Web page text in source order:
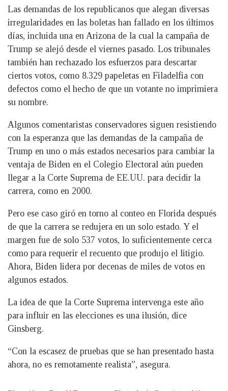
Las demandas de los republicanos que alegan diversas
irregularidades en las boletas han fallado en los últimos
días, incluida una en Arizona de la cual la campaña de
Trump se alejó desde el viernes pasado. Los tribunales
también han rechazado los esfuerzos para descartar
ciertos votos, como 8.329 papeletas en Filadelfia con
defectos como el hecho de que un votante no imprimiera
su nombre.
Algunos comentaristas conservadores siguen resistiendo
con la esperanza que las demandas de la campaña de
Trump en uno o más estados necesarios para cambiar la
ventaja de Biden en el Colegio Electoral aún pueden
llegar a la Corte Suprema de EE.UU. para decidir la
carrera, como en 2000.
Pero ese caso giró en torno al conteo en Florida después
de que la carrera se redujera en un solo estado. Y el
margen fue de solo 537 votos, lo suficientemente cerca
como para requerir el recuento que produjo el litigio.
Ahora, Biden lidera por decenas de miles de votos en
algunos estados.
La idea de que la Corte Suprema intervenga este año
para influir en las elecciones es una ilusión, dice
Ginsberg.
“Con la escasez de pruebas que se han presentado hasta
ahora, no es remotamente realista”, asegura.